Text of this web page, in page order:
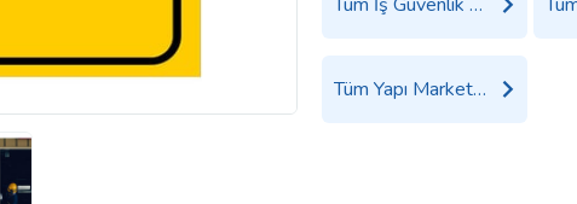
Tüm Yapı Market Ürünleri